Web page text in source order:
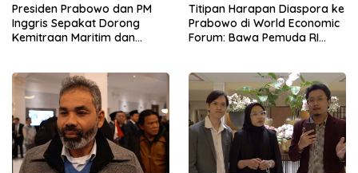
Presiden Prabowo dan PM
Inggris Sepakat Dorong
Kemitraan Maritim dan
Titipan Harapan Diaspora ke
Prabowo di World Economic
Forum: Bawa Pemuda RI